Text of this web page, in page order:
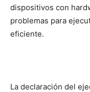
dispositivos con
problemas para
eficiente.
La declaración del